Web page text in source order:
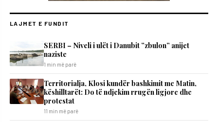
LAJMET E FUNDIT
SERBI – Niveli i ulët i Danubit ”zbulon” anijet
naziste
1 min më parë
Territorialja, Klosi kundër bashkimit me Matin,
këshilltarët: Do të ndjekim rrugën ligjore dhe
protestat
11 min më parë